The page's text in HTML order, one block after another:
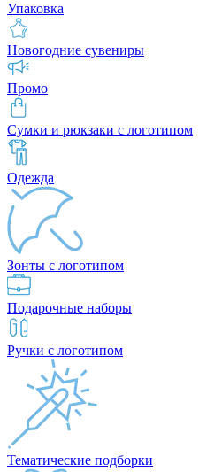
Упаковка
Новогодние сувениры
Промо
Сумки и рюкзаки с логотипом
Одежда
Зонты с логотипом
Подарочные наборы
Ручки с логотипом
Тематические подборки